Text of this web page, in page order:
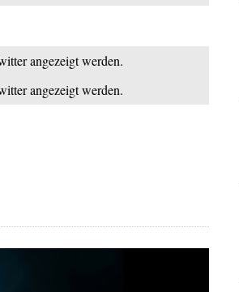
angezeigt werden.
angezeigt werden.